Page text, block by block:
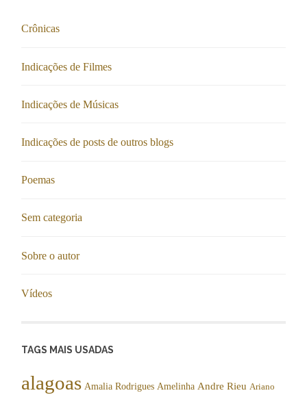
Crônicas
Indicações de Filmes
Indicações de Músicas
Indicações de posts de outros blogs
Poemas
Sem categoria
Sobre o autor
Vídeos
TAGS MAIS USADAS
alagoas Amalia Rodrigues Amelinha Andre Rieu Ariano